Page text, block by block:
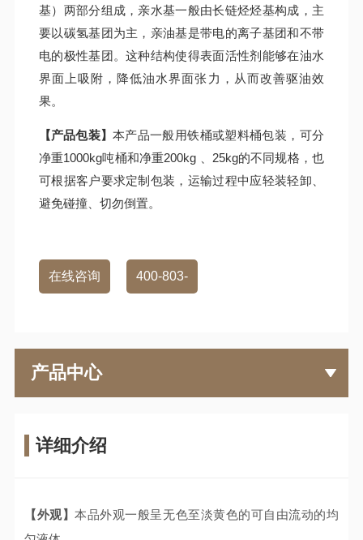
基）两部分组成，亲水基一般由长链烃烃基构成，主
要以碳氢基团为主，亲油基是带电的离子基团和不带
电的极性基团。这种结构使得表面活性剂能够在油水
界面上吸附，降低油水界面张力，从而改善驱油效
果。
【产品包装】 本产品一般用铁桶或塑料桶包装，可分
净重1000kg吨桶和净重200kg 、25kg的不同规格，也
可根据客户要求定制包装，运输过程中应轻装轻卸、
避免碰撞、切勿倒置。
在线咨询 400-803-
产品中心
详细介绍
【外观】本品外观一般呈无色至淡黄色的可自由流动的均